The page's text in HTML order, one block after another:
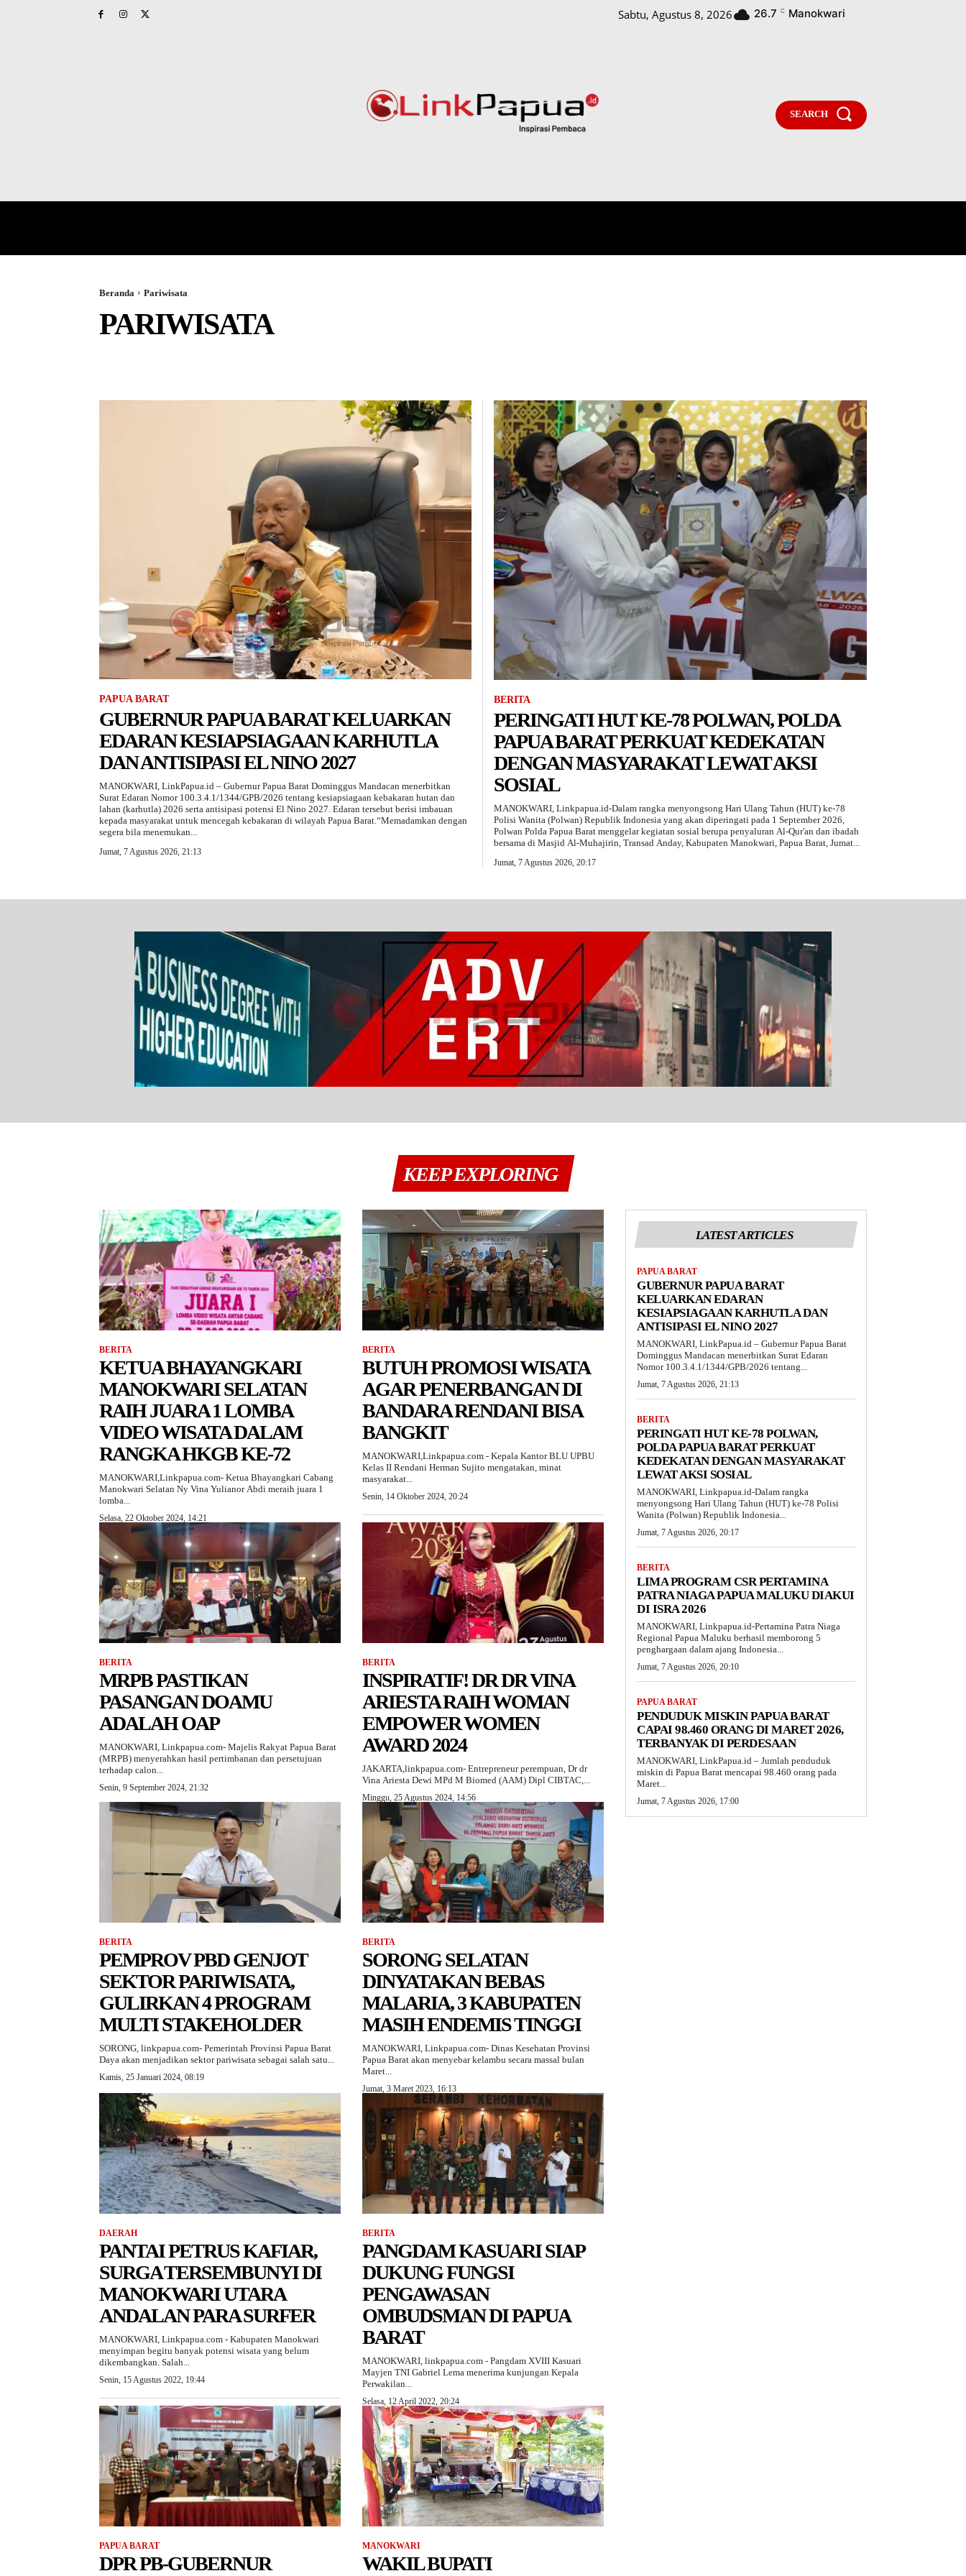
Sabtu, Agustus 8, 2026 26.7 C Manokwari
SEARCH
Beranda Pariwisata
PARIWISATA
PAPUA BARAT
GUBERNUR PAPUA BARAT KELUARKAN
EDARAN KESIAPSIAGAAN KARHUTLA
DAN ANTISIPASI EL NINO 2027
MANOKWARI, LinkPapua.id – Gubernur Papua Barat Dominggus Mandacan menerbitkan
Surat Edaran Nomor 100.3.4.1/1344/GPB/2026 tentang kesiapsiagaan kebakaran hutan dan
lahan (karhutla) 2026 serta antisipasi potensi El Nino 2027. Edaran tersebut berisi imbauan
kepada masyarakat untuk mencegah kebakaran di wilayah Papua Barat.“Memadamkan dengan
segera bila menemukan...
Jumat, 7 Agustus 2026, 21:13
BERITA
PERINGATI HUT KE-78 POLWAN, POLDA
PAPUA BARAT PERKUAT KEDEKATAN
DENGAN MASYARAKAT LEWAT AKSI
SOSIAL
MANOKWARI, Linkpapua.id-Dalam rangka menyongsong Hari Ulang Tahun (HUT) ke-78
Polisi Wanita (Polwan) Republik Indonesia yang akan diperingati pada 1 September 2026,
Polwan Polda Papua Barat menggelar kegiatan sosial berupa penyaluran Al-Qur'an dan ibadah
bersama di Masjid Al-Muhajirin, Transad Anday, Kabupaten Manokwari, Papua Barat, Jumat...
Jumat, 7 Agustus 2026, 20:17
KEEP EXPLORING
BERITA
KETUA BHAYANGKARI
MANOKWARI SELATAN
RAIH JUARA 1 LOMBA
VIDEO WISATA DALAM
RANGKA HKGB KE-72
MANOKWARI,Linkpapua.com- Ketua Bhayangkari Cabang
Manokwari Selatan Ny Vina Yulianor Abdi meraih juara 1
lomba...
Selasa, 22 Oktober 2024, 14:21
BERITA
BUTUH PROMOSI WISATA
AGAR PENERBANGAN DI
BANDARA RENDANI BISA
BANGKIT
MANOKWARI,Linkpapua.com - Kepala Kantor BLU UPBU
Kelas II Rendani Herman Sujito mengatakan, minat
masyarakat...
Senin, 14 Oktober 2024, 20:24
BERITA
MRPB PASTIKAN
PASANGAN DOAMU
ADALAH OAP
MANOKWARI, Linkpapua.com- Majelis Rakyat Papua Barat
(MRPB) menyerahkan hasil pertimbanan dan persetujuan
terhadap calon...
Senin, 9 September 2024, 21:32
BERITA
INSPIRATIF! DR DR VINA
ARIESTA RAIH WOMAN
EMPOWER WOMEN
AWARD 2024
JAKARTA,linkpapua.com- Entrepreneur perempuan, Dr dr
Vina Ariesta Dewi MPd M Biomed (AAM) Dipl CIBTAC,...
Minggu, 25 Agustus 2024, 14:56
BERITA
PEMPROV PBD GENJOT
SEKTOR PARIWISATA,
GULIRKAN 4 PROGRAM
MULTI STAKEHOLDER
SORONG, linkpapua.com- Pemerintah Provinsi Papua Barat
Daya akan menjadikan sektor pariwisata sebagai salah satu...
Kamis, 25 Januari 2024, 08:19
BERITA
SORONG SELATAN
DINYATAKAN BEBAS
MALARIA, 3 KABUPATEN
MASIH ENDEMIS TINGGI
MANOKWARI, Linkpapua.com- Dinas Kesehatan Provinsi
Papua Barat akan menyebar kelambu secara massal bulan
Maret...
Jumat, 3 Maret 2023, 16:13
DAERAH
PANTAI PETRUS KAFIAR,
SURGA TERSEMBUNYI DI
MANOKWARI UTARA
ANDALAN PARA SURFER
MANOKWARI, Linkpapua.com - Kabupaten Manokwari
menyimpan begitu banyak potensi wisata yang belum
dikembangkan. Salah...
Senin, 15 Agustus 2022, 19:44
BERITA
PANGDAM KASUARI SIAP
DUKUNG FUNGSI
PENGAWASAN
OMBUDSMAN DI PAPUA
BARAT
MANOKWARI, linkpapua.com - Pangdam XVIII Kasuari
Mayjen TNI Gabriel Lema menerima kunjungan Kepala
Perwakilan...
Selasa, 12 April 2022, 20:24
PAPUA BARAT
DPR PB-GUBERNUR
MANOKWARI
WAKIL BUPATI
LATEST ARTICLES
PAPUA BARAT
GUBERNUR PAPUA BARAT
KELUARKAN EDARAN
KESIAPSIAGAAN KARHUTLA DAN
ANTISIPASI EL NINO 2027
MANOKWARI, LinkPapua.id – Gubernur Papua Barat
Dominggus Mandacan menerbitkan Surat Edaran
Nomor 100.3.4.1/1344/GPB/2026 tentang...
Jumat, 7 Agustus 2026, 21:13
BERITA
PERINGATI HUT KE-78 POLWAN,
POLDA PAPUA BARAT PERKUAT
KEDEKATAN DENGAN MASYARAKAT
LEWAT AKSI SOSIAL
MANOKWARI, Linkpapua.id-Dalam rangka
menyongsong Hari Ulang Tahun (HUT) ke-78 Polisi
Wanita (Polwan) Republik Indonesia...
Jumat, 7 Agustus 2026, 20:17
BERITA
LIMA PROGRAM CSR PERTAMINA
PATRA NIAGA PAPUA MALUKU DIAKUI
DI ISRA 2026
MANOKWARI, Linkpapua.id-Pertamina Patra Niaga
Regional Papua Maluku berhasil memborong 5
penghargaan dalam ajang Indonesia...
Jumat, 7 Agustus 2026, 20:10
PAPUA BARAT
PENDUDUK MISKIN PAPUA BARAT
CAPAI 98.460 ORANG DI MARET 2026,
TERBANYAK DI PERDESAAN
MANOKWARI, LinkPapua.id – Jumlah penduduk
miskin di Papua Barat mencapai 98.460 orang pada
Maret...
Jumat, 7 Agustus 2026, 17:00